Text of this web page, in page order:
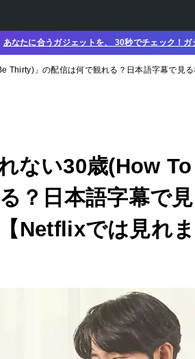
あなたに合うガジェットを、 30秒でチェック！
Thirty)」の配信は何で観れる？日本語字幕で見
ない30歳(How
？日本語字幕で
Netflixでは見れ